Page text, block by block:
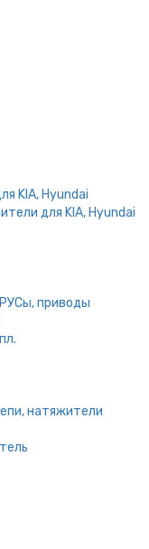
KIA, Hyundai
для KIA, Hyundai
приводы
натяжители